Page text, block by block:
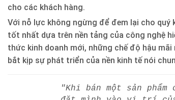
cho các khách hàng.
Với nỗ lực không ngừng để đem lại cho quý
tốt nhất dựa trên nền tảng của công nghệ
thức kinh doanh mới, những chế độ hậu
bắt kịp sự phát triển của nền kinh tế nói
"Khi bán một sản